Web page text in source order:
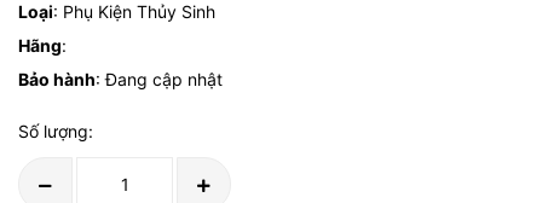
Loại: Phụ Kiện Thủy Sinh
Hãng:
Bảo hành: Đang cập nhật
Số lượng: